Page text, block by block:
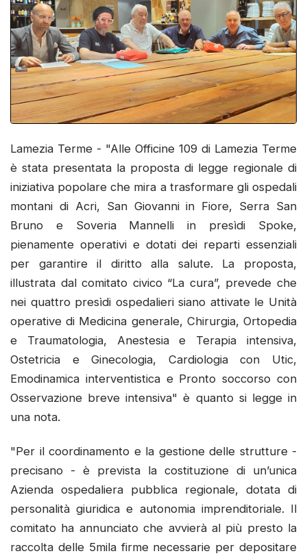
Lamezia Terme - "Alle Officine 109 di Lamezia Terme
è stata presentata la proposta di legge regionale di
iniziativa popolare che mira a trasformare gli ospedali
montani di Acri, San Giovanni in Fiore, Serra San
Bruno e Soveria Mannelli in presìdi Spoke,
pienamente operativi e dotati dei reparti essenziali
per garantire il diritto alla salute. La proposta,
illustrata dal comitato civico “La cura”, prevede che
nei quattro presìdi ospedalieri siano attivate le Unità
operative di Medicina generale, Chirurgia, Ortopedia
e Traumatologia, Anestesia e Terapia intensiva,
Ostetricia e Ginecologia, Cardiologia con Utic,
Emodinamica interventistica e Pronto soccorso con
Osservazione breve intensiva" è quanto si legge in
una nota.
"Per il coordinamento e la gestione delle strutture -
precisano - è prevista la costituzione di un’unica
Azienda ospedaliera pubblica regionale, dotata di
personalità giuridica e autonomia imprenditoriale. Il
comitato ha annunciato che avvierà al più presto la
raccolta delle 5mila firme necessarie per depositare